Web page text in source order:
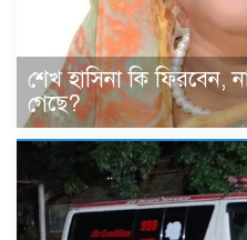
শেখ হাসিনা কি ফিরবেন,
গেছে?